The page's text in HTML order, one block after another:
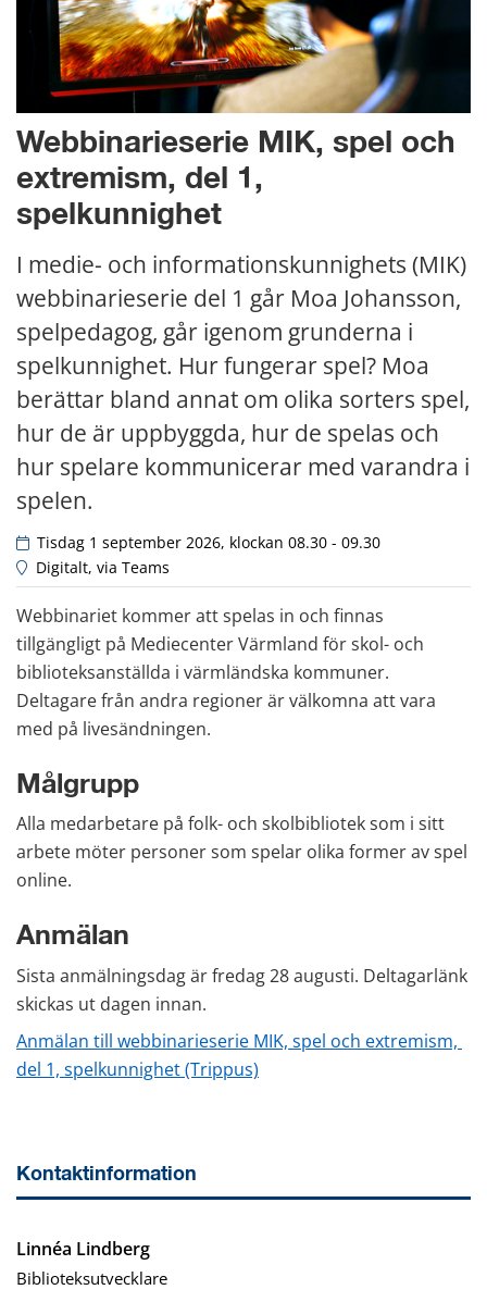
Webbinarieserie MIK, spel och
extremism, del 1,
spelkunnighet
I medie- och informationskunnighets (MIK)
webbinarieserie del 1 går Moa Johansson,
spelpedagog, går igenom grunderna i
spelkunnighet. Hur fungerar spel? Moa
berättar bland annat om olika sorters spel,
hur de är uppbyggda, hur de spelas och
hur spelare kommunicerar med varandra i
spelen.
Tisdag 1 september 2026, klockan 08.30 - 09.30
Digitalt, via Teams
Webbinariet kommer att spelas in och finnas
tillgängligt på Mediecenter Värmland för skol- och
biblioteksanställda i värmländska kommuner.
Deltagare från andra regioner är välkomna att vara
med på livesändningen.
Målgrupp
Alla medarbetare på folk- och skolbibliotek som i sitt
arbete möter personer som spelar olika former av spel
online.
Anmälan
Sista anmälningsdag är fredag 28 augusti. Deltagarlänk
skickas ut dagen innan.
Anmälan till webbinarieserie MIK, spel och extremism,
del 1, spelkunnighet (Trippus)
Kontaktinformation
Linnéa Lindberg
Biblioteksutvecklare